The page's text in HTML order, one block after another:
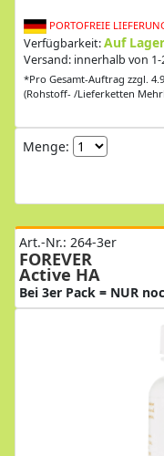
PORTOFREIE
Verfügbarkeit:Auf Lager
Versand: innerhalb von
*Pro Gesamt-Auftrag zzgl.
(Rohstoff- /Lieferketten
Menge:
Art.-Nr.: 264-3er
FOREVER
Active HA
Bei 3er Pack = NUR